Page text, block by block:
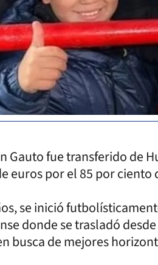
fue transferido de
euros por el 85 por ciento
se inició
donde se trasladó
busca de mejores